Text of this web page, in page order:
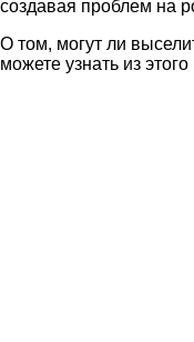
создавая проблем на
О том, могут ли
можете узнать из